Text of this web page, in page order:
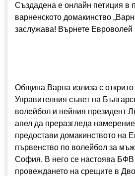
Създадена е онлайн петиция в
варненското домакинство
заслужава! Върнете Евроволей
Община Варна излиза с
Управителния съвет на
волейбол и нейния президент
апел да преразгледа
предостави домакинството на
първенство по волейбол за
София. В него се настоява БФВ
провеждането на срещите в